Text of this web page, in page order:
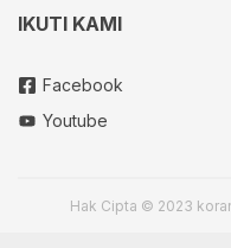
IKUTI KAMI
Facebook
Youtube
Hak Cipta © 2023